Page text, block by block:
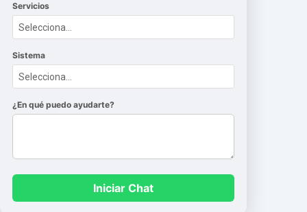
Servicios
Sistema
¿En qué puedo ayudarte?
Iniciar Chat